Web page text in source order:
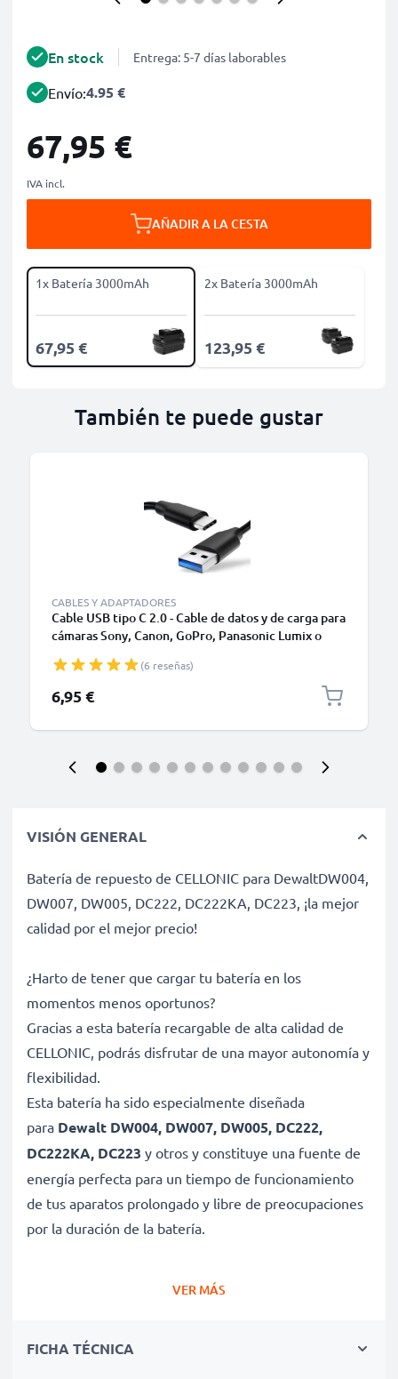
En stock Entrega: 5-7 días laborables
Envío:4.95 €
67,95 €
IVA incl.
AÑADIR A LA CESTA
1x Batería 3000mAh
67,95 €
2x Batería 3000mAh
123,95 €
También te puede gustar
CABLES Y ADAPTADORES
Cable USB tipo C 2.0 - Cable de datos y de carga para
cámaras Sony, Canon, GoPro, Panasonic Lumix o
cargador USB tipo C(6 reseñas)
6,95 €
VISIÓN GENERAL
Batería de repuesto de CELLONIC para DewaltDW004,
DW007, DW005, DC222, DC222KA, DC223, ¡la mejor
calidad por el mejor precio!
¿Harto de tener que cargar tu batería en los
momentos menos oportunos?
Gracias a esta batería recargable de alta calidad de
CELLONIC, podrás disfrutar de una mayor autonomía y
flexibilidad.
Esta batería ha sido especialmente diseñada
para Dewalt DW004, DW007, DW005, DC222,
DC222KA, DC223 y otros y constituye una fuente de
energía perfecta para un tiempo de funcionamiento
de tus aparatos prolongado y libre de preocupaciones
por la duración de la batería.
Batería gran capacidad para un uso prolongado de
✔ Batería recargable con gran capacidad 3Ah y 24V
VER MÁS
FICHA TÉCNICA